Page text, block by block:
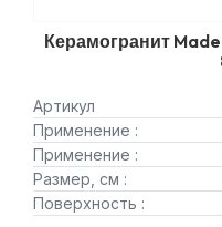
Керамогранит
Артикул
Применение :
Применение :
Размер, см :
Поверхность :